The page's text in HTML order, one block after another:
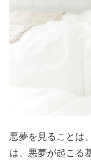
悪夢を見ることは
は、悪夢が起こる